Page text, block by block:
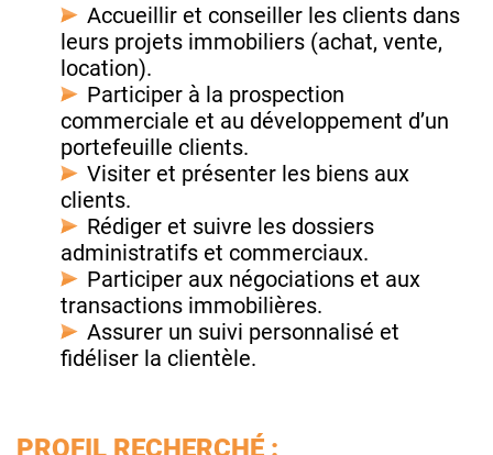
Accueillir et conseiller les clients dans
leurs projets immobiliers (achat, vente,
location).
Participer à la prospection
commerciale et au développement d’un
portefeuille clients.
Visiter et présenter les biens aux
clients.
Rédiger et suivre les dossiers
administratifs et commerciaux.
Participer aux négociations et aux
transactions immobilières.
Assurer un suivi personnalisé et
fidéliser la clientèle.